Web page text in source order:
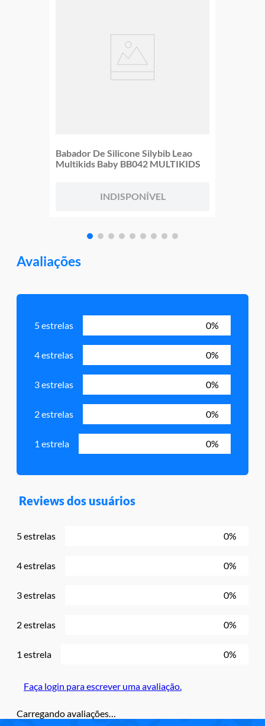
Babador De Silicone Silybib Leao
Multikids Baby BB042 MULTIKIDS
INDISPONÍVEL
Avaliações
5 estrelas 0%
4 estrelas 0%
3 estrelas 0%
2 estrelas 0%
1 estrela 0%
Reviews dos usuários
5 estrelas 0%
4 estrelas 0%
3 estrelas 0%
2 estrelas 0%
1 estrela 0%
Faça login para escrever uma avaliação.
Carregando avaliações…